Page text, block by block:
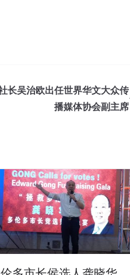
长吴治欧出任世界华文大众传
播媒体协会副主席